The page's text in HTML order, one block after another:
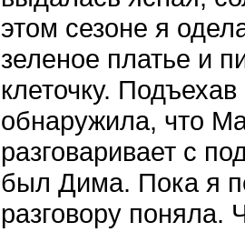
этом сезоне я
зеленое платье и
клеточку.
обнаружила, что
разговаривает с
был Дима. Пока я
разговору поняла.